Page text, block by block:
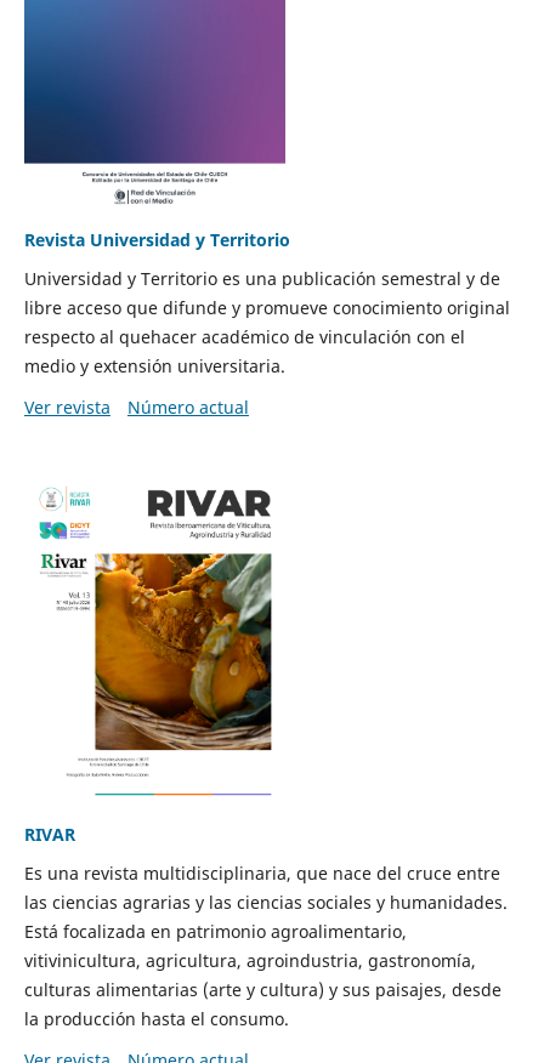
Revista Universidad y Territorio
Universidad y Territorio es una publicación semestral y de
libre acceso que difunde y promueve conocimiento original
respecto al quehacer académico de vinculación con el
medio y extensión universitaria.
Ver revista
Número actual
RIVAR
Es una revista multidisciplinaria, que nace del cruce entre
las ciencias agrarias y las ciencias sociales y humanidades.
Está focalizada en patrimonio agroalimentario,
vitivinicultura, agricultura, agroindustria, gastronomía,
culturas alimentarias (arte y cultura) y sus paisajes, desde
la producción hasta el consumo.